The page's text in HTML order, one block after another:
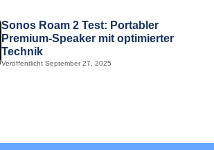
Sonos Roam 2 Test: Portabler
Premium-Speaker mit optimierter
Technik
Veröffentlicht September 27, 2025